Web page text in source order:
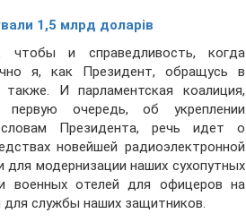
1,5 млрд доларів
чтобы и справедливость, когда
я, как Президент, обращусь в
И парламентская коалиция,
очередь, об укреплении
Президента, речь идет о
новейшей радиоэлектронной
модернизации наших сухопутных
военных отелей для офицеров на
службы наших защитников.